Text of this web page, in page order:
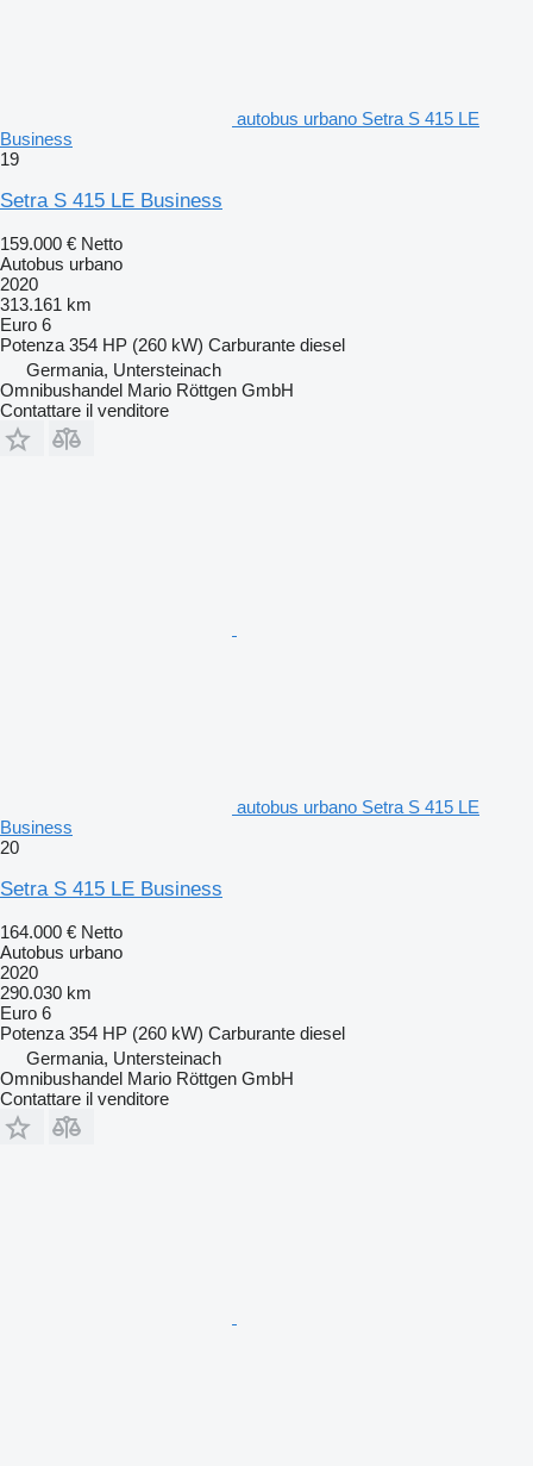
autobus urbano Setra S 415 LE
Business
19
Setra S 415 LE Business
159.000 € Netto
Autobus urbano
2020
313.161 km
Euro 6
Potenza 354 HP (260 kW) Carburante diesel
Germania, Untersteinach
Omnibushandel Mario Röttgen GmbH
Contattare il venditore
autobus urbano Setra S 415 LE
Business
20
Setra S 415 LE Business
164.000 € Netto
Autobus urbano
2020
290.030 km
Euro 6
Potenza 354 HP (260 kW) Carburante diesel
Germania, Untersteinach
Omnibushandel Mario Röttgen GmbH
Contattare il venditore